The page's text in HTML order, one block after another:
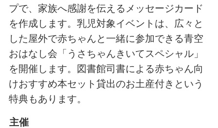
プで、家族へ感謝を伝えるメッセージカード
を作成します。乳児対象イベントは、広々と
した屋外で赤ちゃんと一緒に参加できる青空
おはなし会「うさちゃんきいてスペシャル」
を開催します。図書館司書による赤ちゃん向
けおすすめ本セット貸出のお土産付きという
特典もあります。
主催